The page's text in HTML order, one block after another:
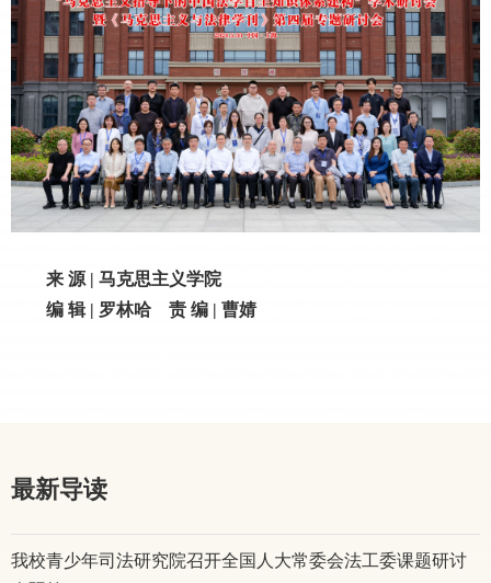
来 源 | 马克思主义学院
编 辑 | 罗林哈 责 编 | 曹婧
最新导读